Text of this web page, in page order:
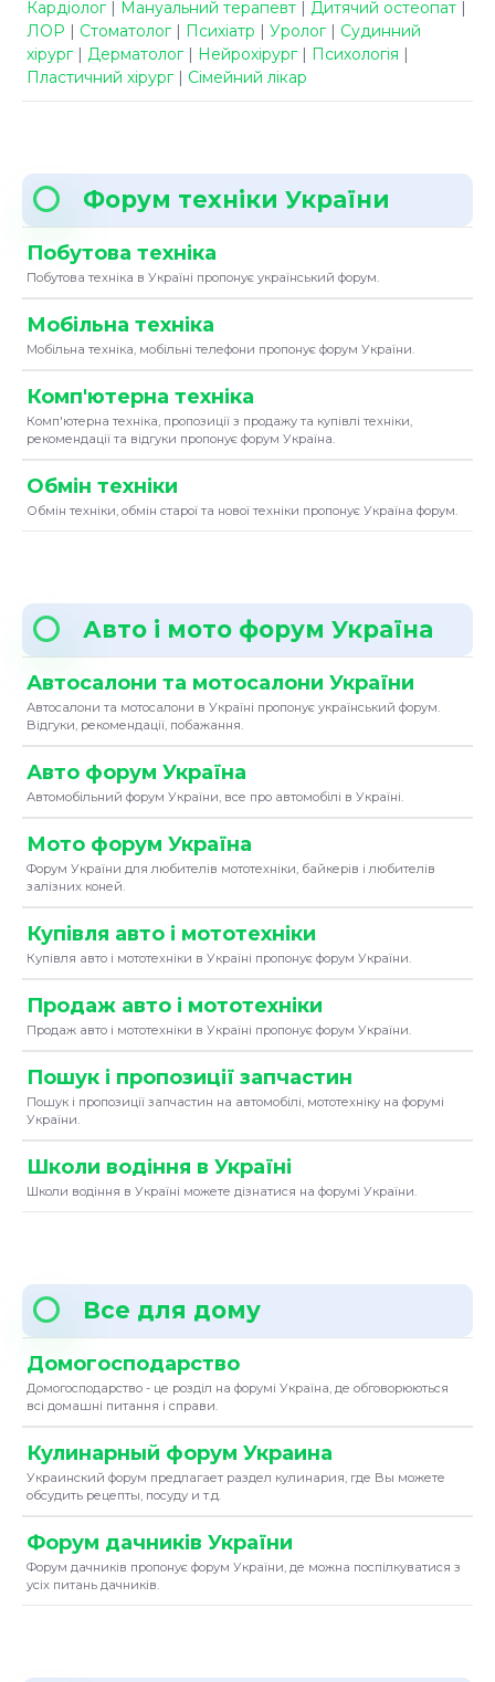
Кардіолог| Мануальний терапевт | Дитячий остеопат |
ЛОР | Стоматолог| Психіатр | Уролог| Судинний
хірург| Дерматолог| Нейрохірург| Психологія |
Пластичний хірург| Сімейний лікар
Форум техніки України
Побутова техніка
Побутова техніка в Україні пропонує український форум.
Мобільна техніка
Мобільна техніка, мобільні телефони пропонує форум України.
Комп'ютерна техніка
Комп'ютерна техніка, пропозиції з продажу та купівлі техніки,
рекомендації та відгуки пропонує форум Україна.
Обмін техніки
Обмін техніки, обмін старої та нової техніки пропонує Україна форум.
Авто і мото форум Україна
Автосалони та мотосалони України
Автосалони та мотосалони в Україні пропонує український форум.
Відгуки, рекомендації, побажання.
Авто форум Україна
Автомобільний форум України, все про автомобілі в Україні.
Мото форум Україна
Форум України для любителів мототехніки, байкерів і любителів
залізних коней.
Купівля авто і мототехніки
Купівля авто і мототехніки в Україні пропонує форум України.
Продаж авто і мототехніки
Продаж авто і мототехніки в Україні пропонує форум України.
Пошук і пропозиції запчастин
Пошук і пропозиції запчастин на автомобілі, мототехніку на форумі
України.
Школи водіння в Україні
Школи водіння в Україні можете дізнатися на форумі України.
Все для дому
Домогосподарство
Домогосподарство - це розділ на форумі Україна, де обговорюються
всі домашні питання і справи.
Кулинарный форум Украина
Украинский форум предлагает раздел кулинария, где Вы можете
обсудить рецепты, посуду и т.д.
Форум дачників України
Форум дачників пропонує форум України, де можна поспілкуватися з
усіх питань дачників.